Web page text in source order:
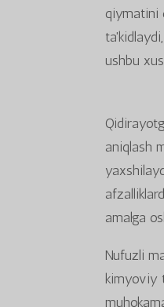
qiymatini
ushbu
aniqlash
amalga
Nufuzli
kimyoviy